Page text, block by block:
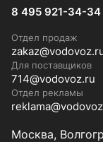
8 495 921-34-34
Отдел продаж
Для поставщиков
714@vodovoz.ru
Отдел рекламы
Москва,